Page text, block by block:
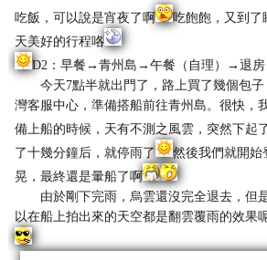
吃飯，可以說是宵夜了啊
吃飽飽，又到了
天美好的行程咯
D2：早餐→青州島→午餐（自理）→退
今天7點半就出門了，路上買了幾個包
灣客服中心，準備搭船前往青州島。很快，
備上船的時候，天有不測之風雲，突然下起
了十幾分鐘后，就停雨了
然後我們就開始
晃，最終還是暈船了啊
由於剛下完雨，烏雲還沒完全退去，但
以在船上拍出來的天空都是翻雲覆雨的效果